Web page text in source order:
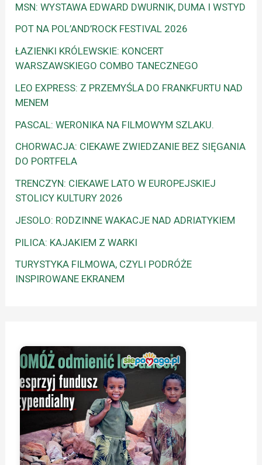
MSN: WYSTAWA EDWARD DWURNIK, DUMA I WSTYD
POT NA POL’AND’ROCK FESTIVAL 2026
ŁAZIENKI KRÓLEWSKIE: KONCERT
WARSZAWSKIEGO COMBO TANECZNEGO
LEO EXPRESS: Z PRZEMYŚLA DO FRANKFURTU NAD
MENEM
PASCAL: WERONIKA NA FILMOWYM SZLAKU.
CHORWACJA: CIEKAWE ZWIEDZANIE BEZ SIĘGANIA
DO PORTFELA
TRENCZYN: CIEKAWE LATO W EUROPEJSKIEJ
STOLICY KULTURY 2026
JESOLO: RODZINNE WAKACJE NAD ADRIATYKIEM
PILICA: KAJAKIEM Z WARKI
TURYSTYKA FILMOWA, CZYLI PODRÓŻE
INSPIROWANE EKRANEM